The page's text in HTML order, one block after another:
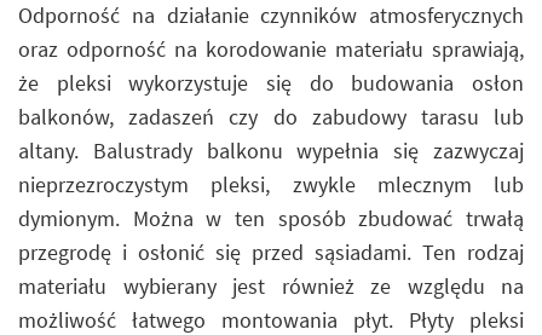
Odporność na działanie czynników atmosferycznych
oraz odporność na korodowanie materiału sprawiają,
że pleksi wykorzystuje się do budowania osłon
balkonów, zadaszeń czy do zabudowy tarasu lub
altany. Balustrady balkonu wypełnia się zazwyczaj
nieprzezroczystym pleksi, zwykle mlecznym lub
dymionym. Można w ten sposób zbudować trwałą
przegrodę i osłonić się przed sąsiadami. Ten rodzaj
materiału wybierany jest również ze względu na
możliwość łatwego montowania płyt. Płyty pleksi